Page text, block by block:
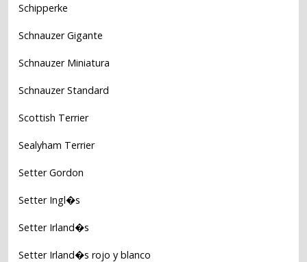
Schipperke
Schnauzer Gigante
Schnauzer Miniatura
Schnauzer Standard
Scottish Terrier
Sealyham Terrier
Setter Gordon
Setter Ingl�s
Setter Irland�s
Setter Irland�s rojo y blanco